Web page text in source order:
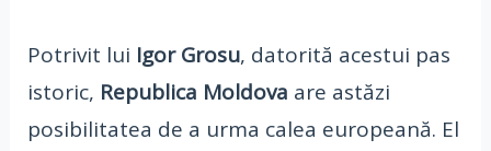
Potrivit lui Igor Grosu, datorită acestui pas
istoric, Republica Moldova are astăzi
posibilitatea de a urma calea europeană. El